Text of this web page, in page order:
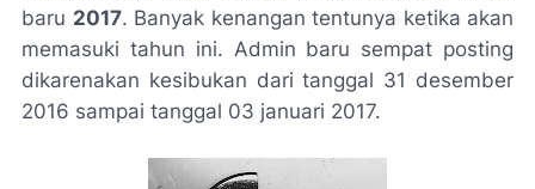
baru 2017. Banyak kenangan tentunya ketika akan
memasuki tahun ini. Admin baru sempat posting
dikarenakan kesibukan dari tanggal 31 desember
2016 sampai tanggal 03 januari 2017.